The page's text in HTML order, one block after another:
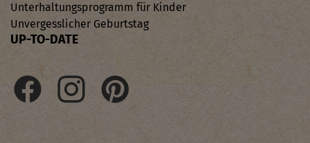
Unterhaltungsprogramm für Kinder
Unvergesslicher Geburtstag
UP-TO-DATE